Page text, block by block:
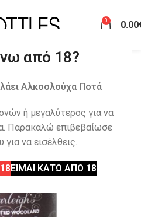
από 18?
Αλκοολούχα Ποτά
ή μεγαλύτερος για να
Παρακαλώ επιβεβαίωσε
για να εισέλθεις.
ΕΙΜΑΙ ΚΑΤΩ ΑΠΟ 18
0 0.00